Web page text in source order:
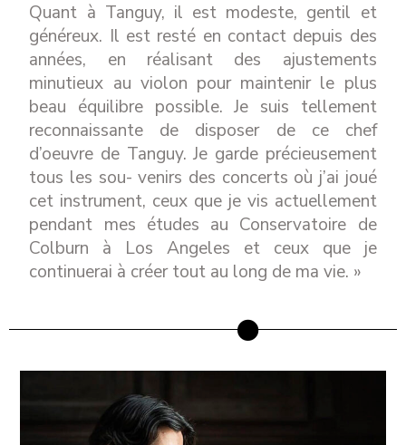
Quant à Tanguy, il est modeste, gentil et
généreux. Il est resté en contact depuis des
années, en réalisant des ajustements
minutieux au violon pour maintenir le plus
beau équilibre possible. Je suis tellement
reconnaissante de disposer de ce chef
d’oeuvre de Tanguy. Je garde précieusement
tous les sou- venirs des concerts où j’ai joué
cet instrument, ceux que je vis actuellement
pendant mes études au Conservatoire de
Colburn à Los Angeles et ceux que je
continuerai à créer tout au long de ma vie. »